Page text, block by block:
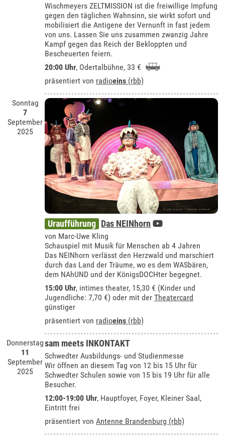
Wischmeyers ZELTMISSION ist die freiwillige Impfung
gegen den täglichen Wahnsinn, sie wirkt sofort und
mobilisiert die Antigene der Vernunft in fast jedem
von uns. Lassen Sie uns zusammen zwanzig Jahre
Kampf gegen das Reich der Bekloppten und
Bescheuerten feiern.
20:00 Uhr, Odertalbühne, 33 €
präsentiert von radioeins (rbb)
Sonntag
7
September
2025
Uraufführung Das NEINhorn
von Marc-Uwe Kling
Schauspiel mit Musik für Menschen ab 4 Jahren
Das NEINhorn verlässt den Herzwald und marschiert
durch das Land der Träume, wo es dem WASbären,
dem NAhUND und der KönigsDOCHter begegnet.
15:00 Uhr, intimes theater, 15,30 € (Kinder und
Jugendliche: 7,70 €) oder mit derTheatercard
günstiger
präsentiert von radioeins (rbb)
Donnerstag
11
September
2025
sam meets INKONTAKT
Schwedter Ausbildungs- und Studienmesse
Wir öffnen an diesem Tag von 12 bis 15 Uhr für
Schwedter Schulen sowie von 15 bis 19 Uhr für alle
Besucher.
12:00-19:00 Uhr, Hauptfoyer, Foyer, Kleiner Saal,
Eintritt frei
präsentiert vonAntenne Brandenburg (rbb)